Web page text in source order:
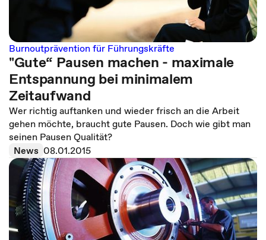
Burnoutprävention für Führungskräfte
"Gute“ Pausen machen - maximale
Entspannung bei minimalem
Zeitaufwand
Wer richtig auftanken und wieder frisch an die Arbeit
gehen möchte, braucht gute Pausen. Doch wie gibt man
seinen Pausen Qualität?
News 08.01.2015